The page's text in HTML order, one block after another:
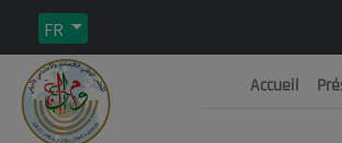
FR
Accueil